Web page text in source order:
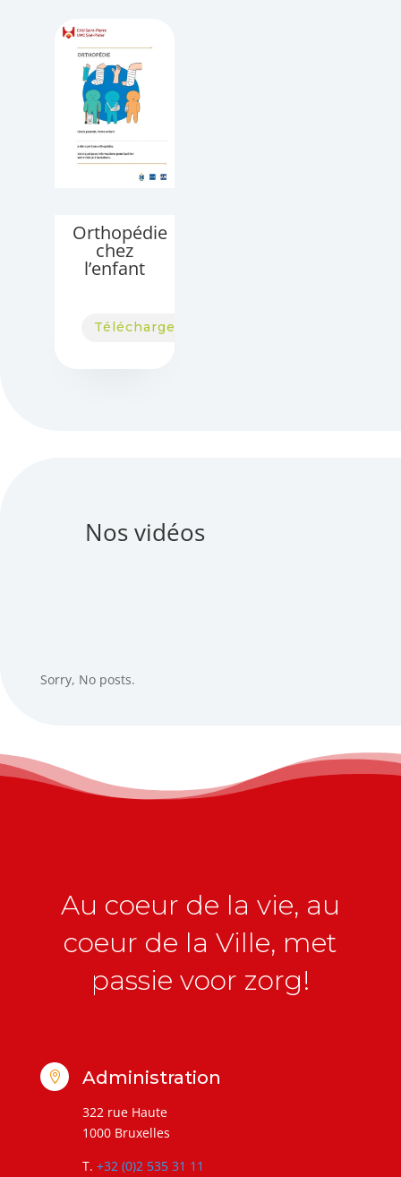
Orthopédie
chez
l’enfant
Télécharger
Nos vidéos
Sorry, No posts.
Au coeur de la vie, au
coeur de la Ville, met
passie voor zorg!
 Administration
322 rue Haute
1000 Bruxelles
T. +32 (0)2 535 31 11